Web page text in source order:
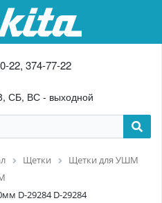
22, 374-77-22
СБ, ВС - выходной
Щетки
Щетки для УШМ
D-29284 D-29284